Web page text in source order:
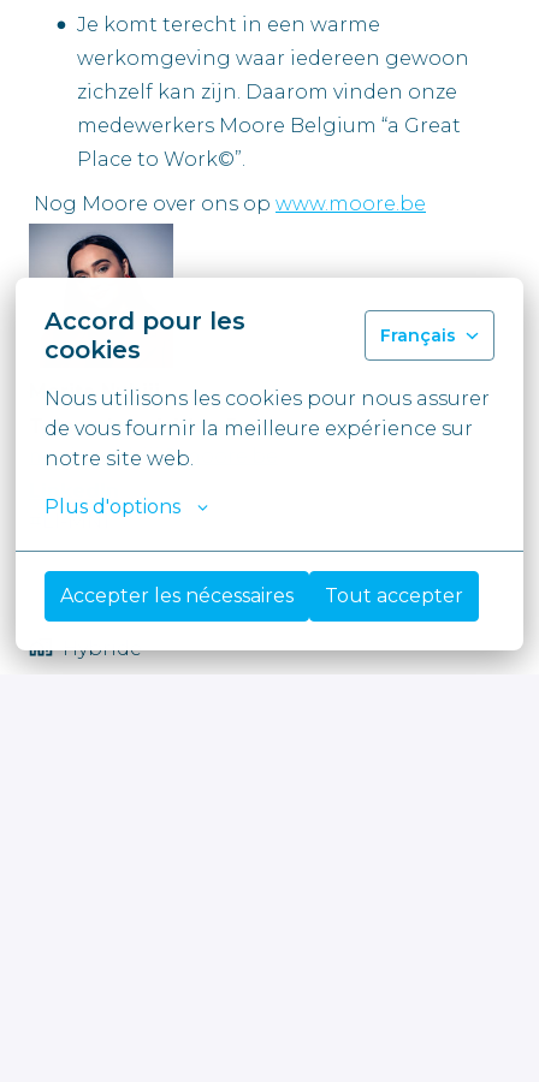
Accord pour les
cookies
Français
Nous utilisons les cookies pour nous assurer
de vous fournir la meilleure expérience sur
notre site web.
Plus d'options
Accepter les nécessaires Tout accepter
Je komt terecht in een warme
werkomgeving waar iedereen gewoon
zichzelf kan zijn. Daarom vinden onze
medewerkers Moore Belgium “a Great
Place to Work©”.
Nog Moore over ons op www.moore.be
Merita Nuhiji
Talent Acquisition Partner
merita.nuhiji@moore.be
Hybride